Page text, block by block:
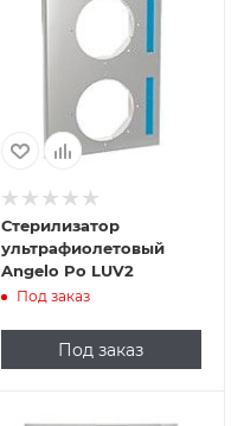
Стерилизатор
ультрафиолетовый
Angelo Po LUV2
Под заказ
Под заказ